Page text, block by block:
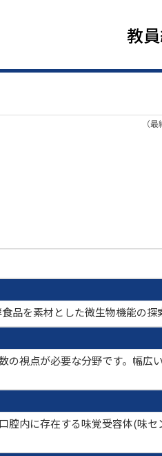
教
（
品を素材とした微生物機能の探
視点が必要な分野です。幅広
腔内に存在する味覚受容体(味